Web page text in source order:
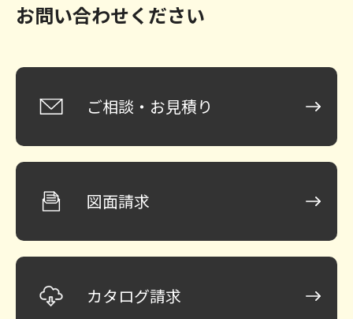
お問い合わせください
ご相談・お見積り
図面請求
カタログ請求